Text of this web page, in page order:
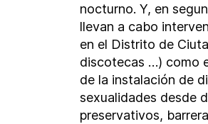
nocturno. Y, en
llevan a cabo
en el Distrito de
discotecas …) como
de la instalación de
sexualidades desde
preservativos,